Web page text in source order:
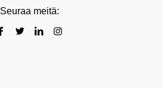
Seuraa meitä: